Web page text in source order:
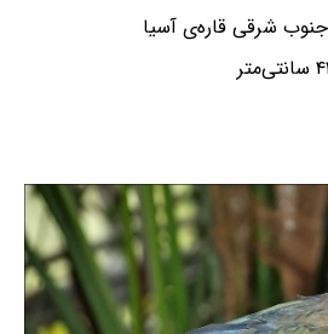
شرقی قاره‌ی آسیا